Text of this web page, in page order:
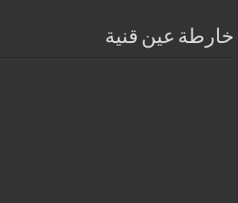
خارطة عين قنية